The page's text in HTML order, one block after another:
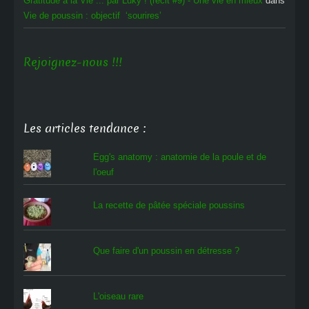
Vie de poussin : objectif ‘sourires’
Rejoignez-nous !!!
Les articles tendance :
Egg's anatomy : anatomie de la poule et de
l'oeuf
La recette de pâtée spéciale poussins
Que faire d'un poussin en détresse ?
L'oiseau rare